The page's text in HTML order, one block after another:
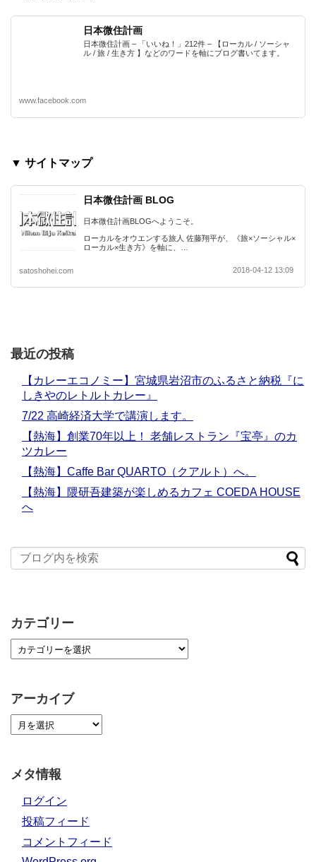
日本微住計画
日本微住計画 – 「いいね！」212件 – 【ローカル / ソーシャ
ル / 旅 / 生き方 】などのワードを軸にブログ書いてます。
www.facebook.com
▼ サイトマップ
日本微住計画 BLOG
日本微住計画BLOGへようこそ。
ローカルをオウエンする旅人 佐藤翔平が、《旅×ソーシャル×
ローカル×生き方》を軸に、…
satoshohei.com 2018-04-12 13:09
最近の投稿
【カレーエコノミー】宮城県岩沼市のふるさと納税『に
しきやのレトルトカレー』
7/22 高崎経済大学で講演します。
【熱海】創業70年以上！ 老舗レストラン『宝亭』のカ
ツカレー
【熱海】Caffe Bar QUARTO（クアルト）へ。
【熱海】隈研吾建築が楽しめるカフェ COEDA HOUSE
へ
カテゴリー
アーカイブ
メタ情報
ログイン
投稿フィード
コメントフィード